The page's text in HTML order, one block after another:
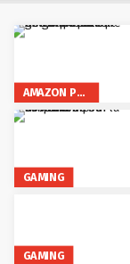
AMAZON PRIME VIDEO
GAMING
GAMING